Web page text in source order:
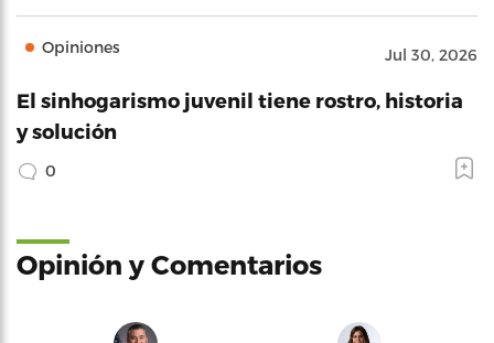
Opiniones Jul 30, 2026
El sinhogarismo juvenil tiene rostro, historia
y solución
0
Opinión y Comentarios